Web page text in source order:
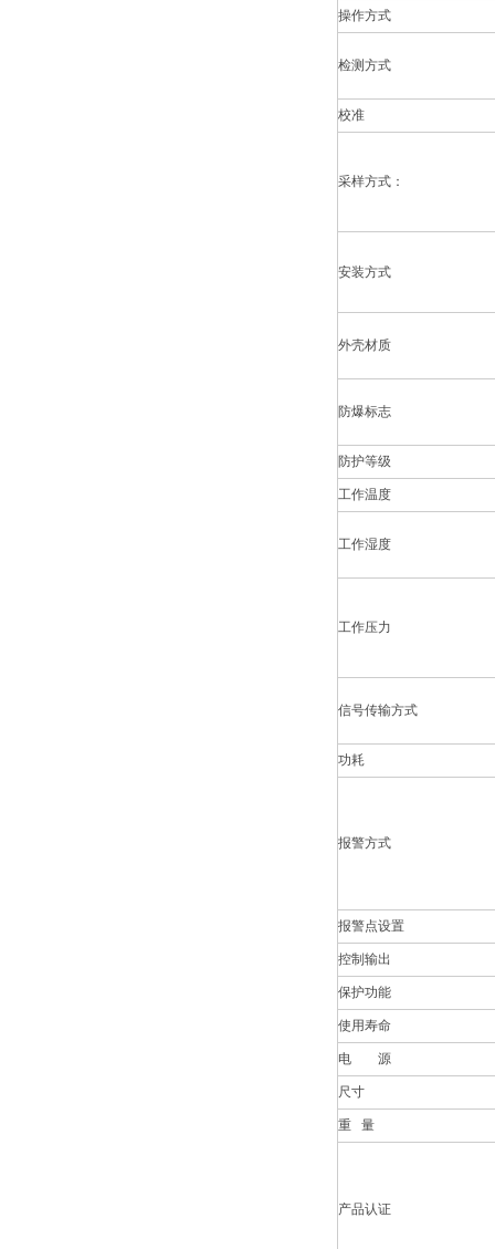
操作方式
检测方式
校准
采样方式：
安装方式
外壳材质
防爆标志
防护等级
工作温度
工作湿度
工作压力
信号传输方式
功耗
报警方式
报警点设置
控制输出
保护功能
使用寿命
电 源
尺寸
重 量
产品认证